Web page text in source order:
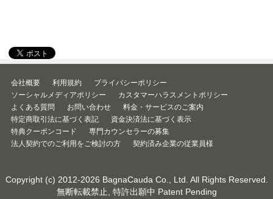
会社概要 利用規約
プライバシーポリシー
ソーシャルメディアポリシー
カスタマーハラスメントポリシー
よくある質問
お問い合わせ
料金・サービスのご案内
特定商取引法に基づく表記
資金決済法に基づく表示
特典クーポンコード
専門カウンセラーの募集
法人契約でのご利用をご検討の方
契約済み企業の従業員様
Copyright (c) 2012-2026 BagnaCauda Co., Ltd. All Rights Reserved.
無断転載禁止, 特許出願中 Patent Pending